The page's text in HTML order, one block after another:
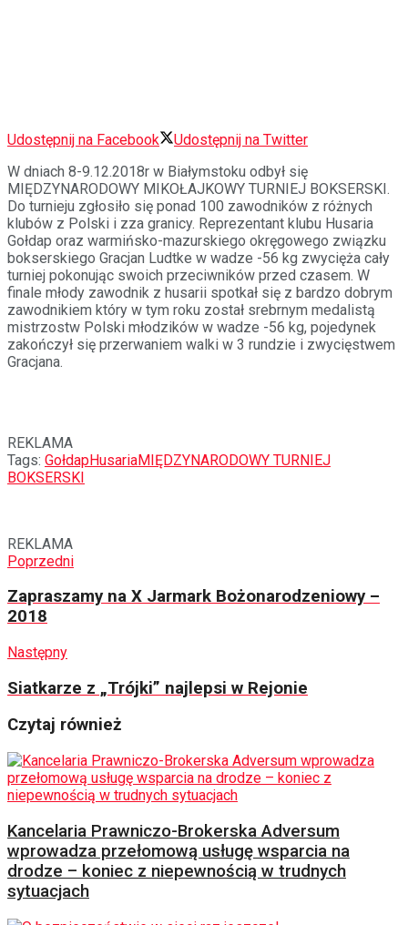
Udostępnij na Facebook
Udostępnij na Twitter
W dniach 8-9.12.2018r w Białymstoku odbył się
MIĘDZYNARODOWY MIKOŁAJKOWY TURNIEJ BOKSERSKI.
Do turnieju zgłosiło się ponad 100 zawodników z różnych
klubów z Polski i zza granicy. Reprezentant klubu Husaria
Gołdap oraz warmińsko-mazurskiego okręgowego związku
bokserskiego Gracjan Ludtke w wadze -56 kg zwycięża cały
turniej pokonując swoich przeciwników przed czasem. W
finale młody zawodnik z husarii spotkał się z bardzo dobrym
zawodnikiem który w tym roku został srebrnym medalistą
mistrzostw Polski młodzików w wadze -56 kg, pojedynek
zakończył się przerwaniem walki w 3 rundzie i zwycięstwem
Gracjana.
REKLAMA
Tags: GołdapHusariaMIĘDZYNARODOWY TURNIEJ
BOKSERSKI
REKLAMA
Poprzedni
Zapraszamy na X Jarmark Bożonarodzeniowy –
2018
Następny
Siatkarze z „Trójki” najlepsi w Rejonie
Czytaj również
Kancelaria Prawniczo-Brokerska Adversum
wprowadza przełomową usługę wsparcia na
drodze – koniec z niepewnością w trudnych
sytuacjach